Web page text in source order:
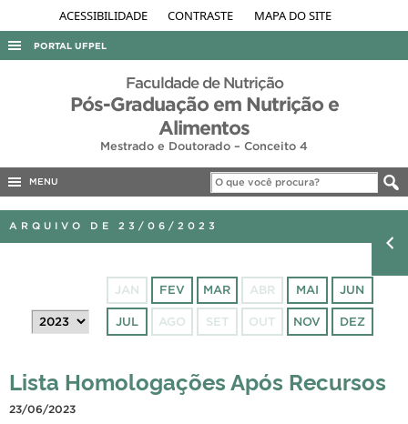
ACESSIBILIDADE CONTRASTE MAPA DO SITE
PORTAL UFPEL
ACESSO À INFORMAÇÃO
AUDITORIA
CONCURSOS
INTERNACIONAL
TELEFONES
Faculdade de Nutrição
Pós-Graduação em Nutrição e
Alimentos
Mestrado e Doutorado – Conceito 4
MENU
ARQUIVO DE 23/06/2023
JAN FEV MAR ABR MAI JUN
JUL AGO SET OUT NOV DEZ
Lista Homologações Após Recursos
23/06/2023